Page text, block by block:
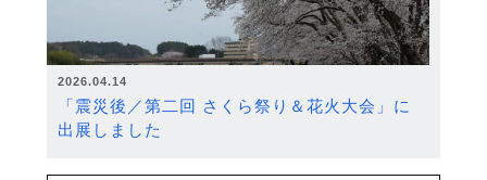
2026.04.14
「震災後／第二回 さくら祭り＆花火大会」に
出展しました